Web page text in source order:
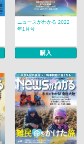
ニュースがわかる 2022
年1月号
購入